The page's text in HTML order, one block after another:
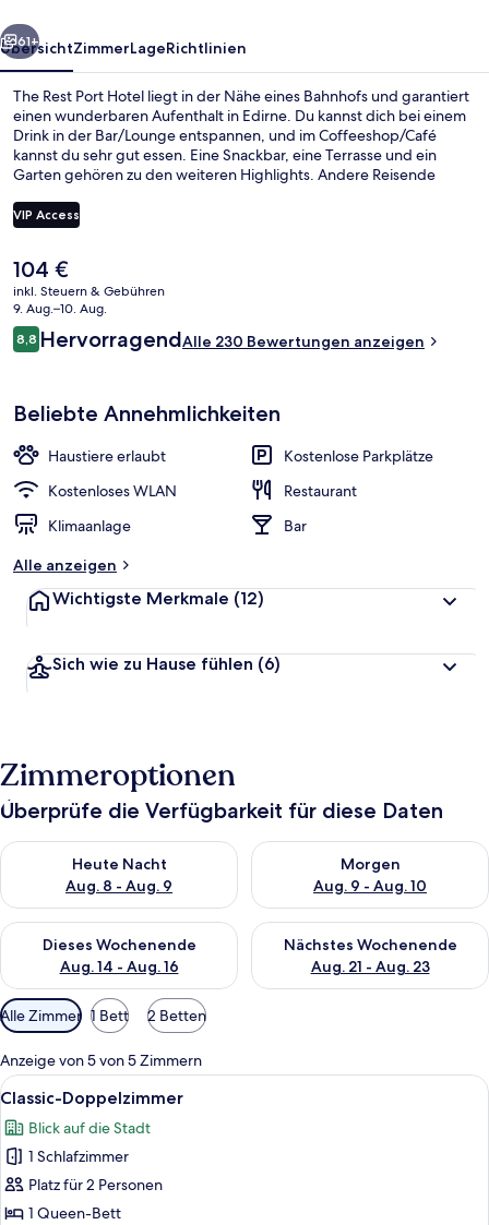
Weiter
61+
ÜbersichtZimmerLageRichtlinien
The Rest Port Hotel liegt in der Nähe eines Bahnhofs und garantiert
einen wunderbaren Aufenthalt in Edirne. Du kannst dich bei einem
Drink in der Bar/Lounge entspannen, und im Coffeeshop/Café
kannst du sehr gut essen. Eine Snackbar, eine Terrasse und ein
Garten gehören zu den weiteren Highlights. Andere Reisende
VIP Access
Der
aktuelle
Preis
beträgt
104 €.
104 €
inkl. Steuern & Gebühren
9. Aug.–10. Aug.
Bewertungen
8,88,8 von 10.
HervorragendAlle 230 Bewertungen anzeigen
Beliebte Annehmlichkeiten
Haustiere erlaubt
Kostenlose Parkplätze
Kostenloses WLAN
Restaurant
Klimaanlage
Bar
Alle anzeigen
Wichtigste Merkmale (12)
Sich wie zu Hause fühlen (6)
Zimmeroptionen
Überprüfe die Verfügbarkeit für diese Daten
Heute Nacht
Aug. 8 - Aug. 9
Überprüfe die Verfügbarkeit für heute Nacht, Aug. 8 - Aug. 9.
Morgen
Aug. 9 - Aug. 10
Überprüfe die Verfügbarkeit
Dieses Wochenende
Aug. 14 - Aug. 16
Überprüfe die Verfügbarkeit für dieses Wochenende, Aug. 14
Nächstes Wochenende
Aug. 21 - Aug. 23
Überprüfe die Verfügbarkeit
Verfügbare
Filter
für
Zimmer
Alle Zimmer 1 Bett 2 Betten
Anzeige von 5 von 5 Zimmern
Alle
Fotos
für
Classic-
Doppelzimmer
anzeigen
Ein Hotelzimmer mit Bett,
8
Classic-Doppelzimmer
Blick auf die Stadt
1 Schlafzimmer
Platz für 2 Personen
1 Queen-Bett